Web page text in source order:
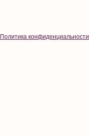
Политика конфиденциальности